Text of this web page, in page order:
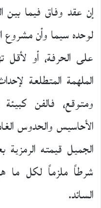
إن عقد وفاق فيما بين
لوحده سيما وأن مشروع
على الحرفة، أو لأقل
الملهمة المتطلعة
ومتوقع، فالفن
الأحاسيس والحدوس
الجميل قيمته الرمزية
شرطاً ملزماً لكل
السائد.